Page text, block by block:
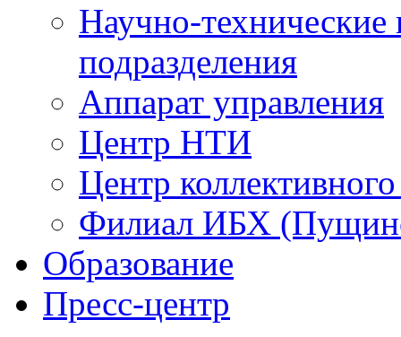
Научно-технические
подразделения
Аппарат управления
Центр НТИ
Центр
Филиал ИБХ
Образование
Пресс-центр